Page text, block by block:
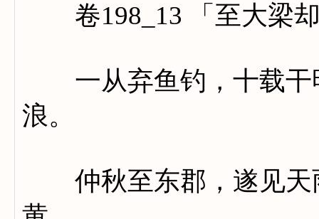
卷198_13 「至大梁却
一从弃鱼钓，十载干
浪。
仲秋至东郡，遂见天